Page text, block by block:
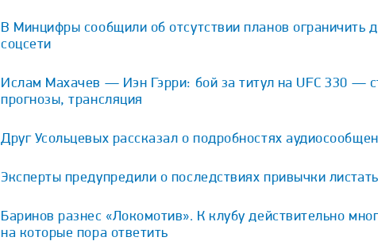
В Минцифры сообщили об отсутствии планов ограничить
соцсети
Ислам Махачев — Иэн Гэрри: бой за титул на UFC 330 —
прогнозы, трансляция
Друг Усольцевых рассказал о подробностях
Эксперты предупредили о последствиях привычки
Баринов разнес «Локомотив». К клубу действительно
на которые пора ответить